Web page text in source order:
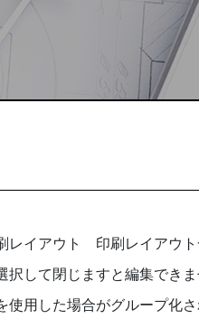
レイアウト 印刷レイアウト
択して閉じますと編集できま
使用した場合がグループ化